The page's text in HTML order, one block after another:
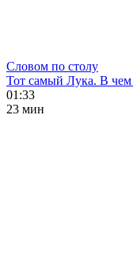
Словом по столу
Тот самый Лука. В чем
01:33
23 мин